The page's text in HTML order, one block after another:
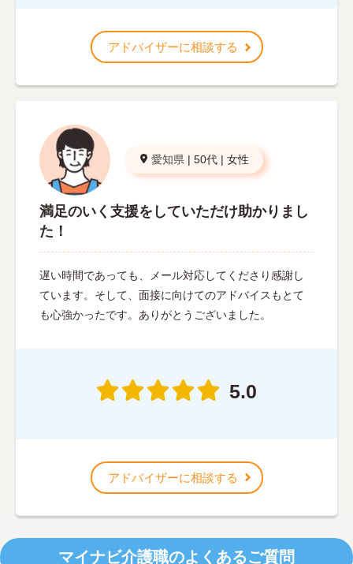
アドバイザーに相談する
愛知県 | 50代 | 女性
満足のいく支援をしていただけ助かりまし
た！
遅い時間であっても、メール対応してくださり感謝し
ています。そして、面接に向けてのアドバイスもとて
も心強かったです。ありがとうございました。
5.0
アドバイザーに相談する
マイナビ介護職のよくあるご質問